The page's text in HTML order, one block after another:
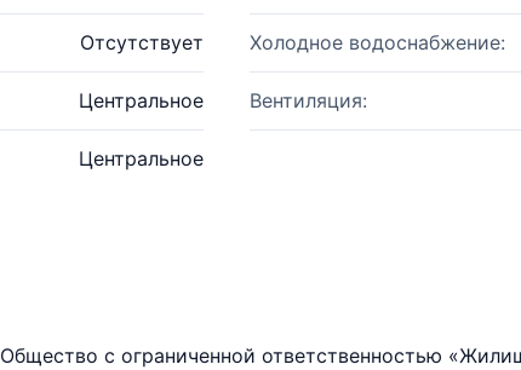
Отсутствует Холодное водоснабжение:
Центральное Вентиляция:
Центральное
Общество с ограниченной ответственностью